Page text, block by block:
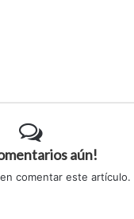
aún!
comentar este artículo.